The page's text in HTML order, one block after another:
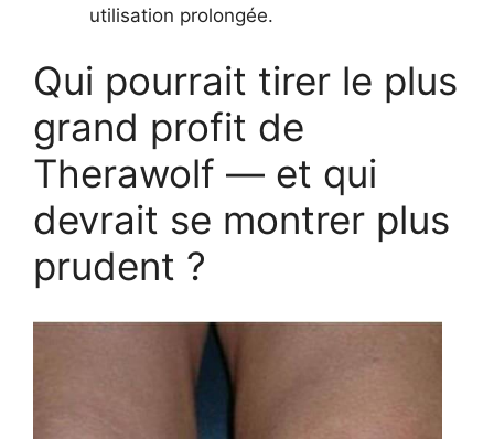
utilisation prolongée.
Qui pourrait tirer le plus
grand profit de
Therawolf — et qui
devrait se montrer plus
prudent ?